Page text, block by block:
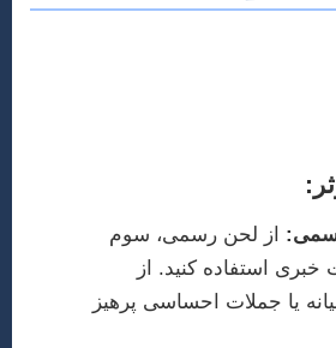
از لحن رسمی، سوم
استفاده کنید. از
یا جملات احساسی پرهیز